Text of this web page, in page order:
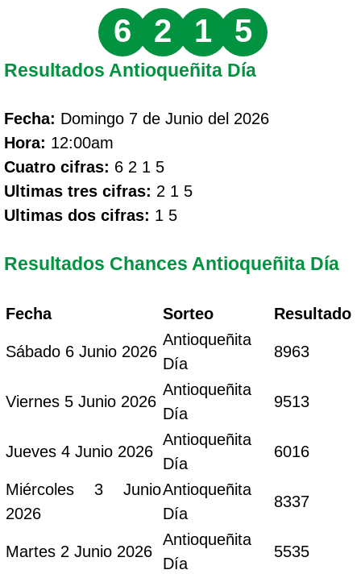
6 2 1 5
Resultados Antioqueñita Día
Fecha: Domingo 7 de Junio del 2026
Hora: 12:00am
Cuatro cifras: 6 2 1 5
Ultimas tres cifras: 2 1 5
Ultimas dos cifras: 1 5
Resultados Chances Antioqueñita Día
Fecha Sorteo Resultado
Sábado 6 Junio 2026
Antioqueñita
Día
8963
Viernes 5 Junio 2026
Antioqueñita
Día
9513
Jueves 4 Junio 2026
Antioqueñita
Día
6016
Miércoles 3 Junio
2026
Antioqueñita
Día
8337
Martes 2 Junio 2026
Antioqueñita
Día
5535